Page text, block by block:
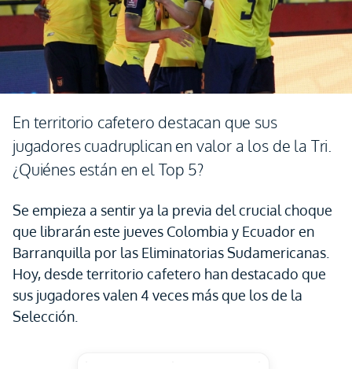
En territorio cafetero destacan que sus
jugadores cuadruplican en valor a los de la Tri.
¿Quiénes están en el Top 5?
Se empieza a sentir ya la previa del crucial choque
que librarán este jueves Colombia y Ecuador en
Barranquilla por las Eliminatorias Sudamericanas.
Hoy, desde territorio cafetero han destacado que
sus jugadores valen 4 veces más que los de la
Selección.